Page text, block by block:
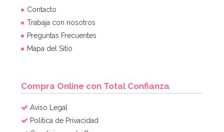
Contacto
Trabaja con nosotros
Preguntas Frecuentes
Mapa del Sitio
Compra Online con Total Confianza
Aviso Legal
Política de Privacidad